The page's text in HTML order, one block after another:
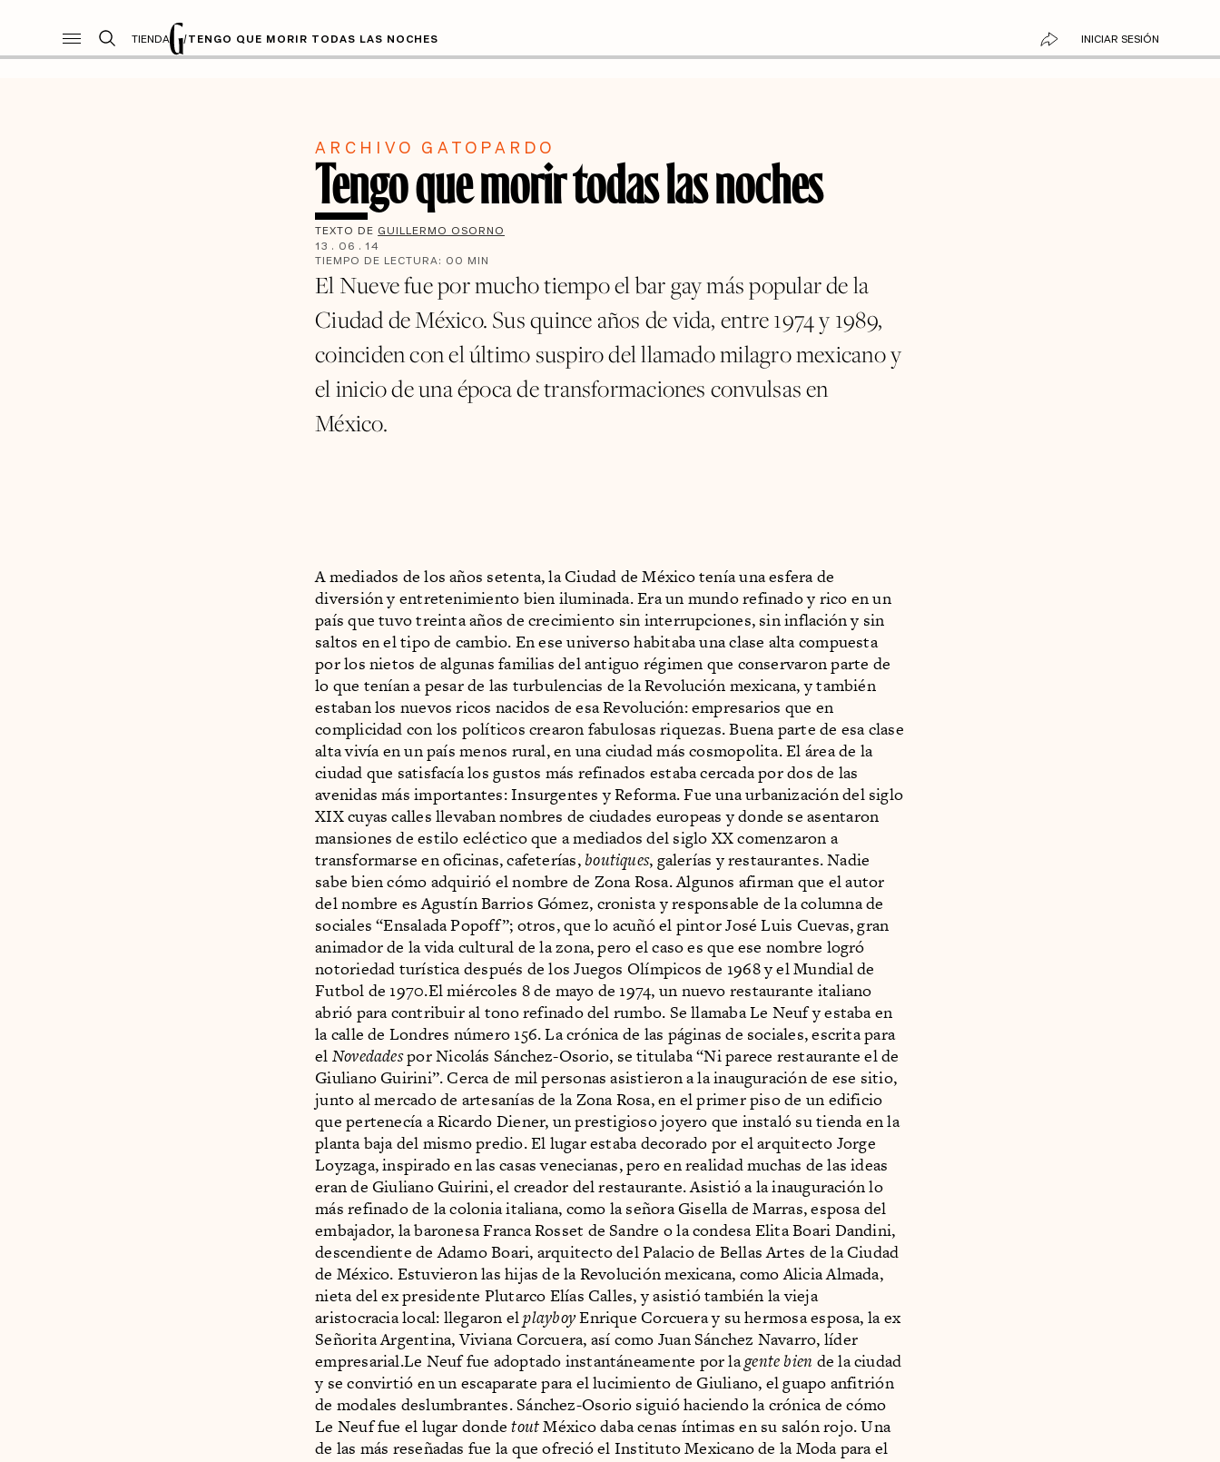
TIENDA /TENGO QUE MORIR TODAS LAS NOCHES INICIAR SESIÓN
ARCHIVO GATOPARDO
Tengo que morir todas las noches
TEXTO DE GUILLERMO OSORNO
13 . 06 . 14
TIEMPO DE LECTURA: 00 MIN
El Nueve fue por mucho tiempo el bar gay más popular de la
Ciudad de México. Sus quince años de vida, entre 1974 y 1989,
coinciden con el último suspiro del llamado milagro mexicano y
el inicio de una época de transformaciones convulsas en
México.
A mediados de los años setenta, la Ciudad de México tenía una esfera de
diversión y entretenimiento bien iluminada. Era un mundo refinado y rico en un
país que tuvo treinta años de crecimiento sin interrupciones, sin inflación y sin
saltos en el tipo de cambio. En ese universo habitaba una clase alta compuesta
por los nietos de algunas familias del antiguo régimen que conservaron parte de
lo que tenían a pesar de las turbulencias de la Revolución mexicana, y también
estaban los nuevos ricos nacidos de esa Revolución: empresarios que en
complicidad con los políticos crearon fabulosas riquezas. Buena parte de esa clase
alta vivía en un país menos rural, en una ciudad más cosmopolita. El área de la
ciudad que satisfacía los gustos más refinados estaba cercada por dos de las
avenidas más importantes: Insurgentes y Reforma. Fue una urbanización del siglo
XIX cuyas calles llevaban nombres de ciudades europeas y donde se asentaron
mansiones de estilo ecléctico que a mediados del siglo XX comenzaron a
transformarse en oficinas, cafeterías,boutiques, galerías y restaurantes. Nadie
sabe bien cómo adquirió el nombre de Zona Rosa. Algunos afirman que el autor
del nombre es Agustín Barrios Gómez, cronista y responsable de la columna de
sociales “Ensalada Popoff”; otros, que lo acuñó el pintor José Luis Cuevas, gran
animador de la vida cultural de la zona, pero el caso es que ese nombre logró
notoriedad turística después de los Juegos Olímpicos de 1968 y el Mundial de
Futbol de 1970.El miércoles 8 de mayo de 1974, un nuevo restaurante italiano
abrió para contribuir al tono refinado del rumbo. Se llamaba Le Neuf y estaba en
la calle de Londres número 156. La crónica de las páginas de sociales, escrita para
el Novedadespor Nicolás Sánchez-Osorio, se titulaba “Ni parece restaurante el de
Giuliano Guirini”. Cerca de mil personas asistieron a la inauguración de ese sitio,
junto al mercado de artesanías de la Zona Rosa, en el primer piso de un edificio
que pertenecía a Ricardo Diener, un prestigioso joyero que instaló su tienda en la
planta baja del mismo predio. El lugar estaba decorado por el arquitecto Jorge
Loyzaga, inspirado en las casas venecianas, pero en realidad muchas de las ideas
eran de Giuliano Guirini, el creador del restaurante. Asistió a la inauguración lo
más refinado de la colonia italiana, como la señora Gisella de Marras, esposa del
embajador, la baronesa Franca Rosset de Sandre o la condesa Elita Boari Dandini,
descendiente de Adamo Boari, arquitecto del Palacio de Bellas Artes de la Ciudad
de México. Estuvieron las hijas de la Revolución mexicana, como Alicia Almada,
nieta del ex presidente Plutarco Elías Calles, y asistió también la vieja
aristocracia local: llegaron elplayboyEnrique Corcuera y su hermosa esposa, la ex
Señorita Argentina, Viviana Corcuera, así como Juan Sánchez Navarro, líder
empresarial.Le Neuf fue adoptado instantáneamente por lagente bien de la ciudad
y se convirtió en un escaparate para el lucimiento de Giuliano, el guapo anfitrión
de modales deslumbrantes. Sánchez-Osorio siguió haciendo la crónica de cómo
Le Neuf fue el lugar dondetoutMéxico daba cenas íntimas en su salón rojo. Una
de las más reseñadas fue la que ofreció el Instituto Mexicano de la Moda para el